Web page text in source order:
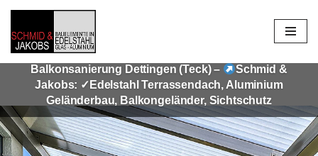
Zum
Inhalt
springenBalkonsanierung Dettingen (Teck) –
Schmid &
Jakobs: ✓Edelstahl Terrassendach, Aluminium
Geländerbau, Balkongeländer, Sichtschutz